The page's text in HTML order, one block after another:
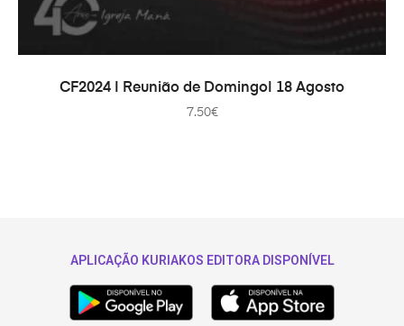
PRIDAŤ DO KOŠÍKA
CF2024 | Reunião de Domingo| 18 Agosto
7.50€
APLICAÇÃO KURIAKOS EDITORA DISPONÍVEL